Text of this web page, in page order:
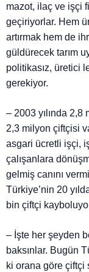
mazot, ilaç ve işçi
geçiriyorlar. Hem
artırmak hem de
güldürecek tarım
politikasız, üretici
gerekiyor.
– 2003 yılında
2,3 milyon çiftçisi
asgari ücretli işçi,
çalışanlara
gelmiş canını
Türkiye’nin 20
bin çiftçi
– İşte her şeyden
baksınlar. Bugün
ki orana göre çiftçi